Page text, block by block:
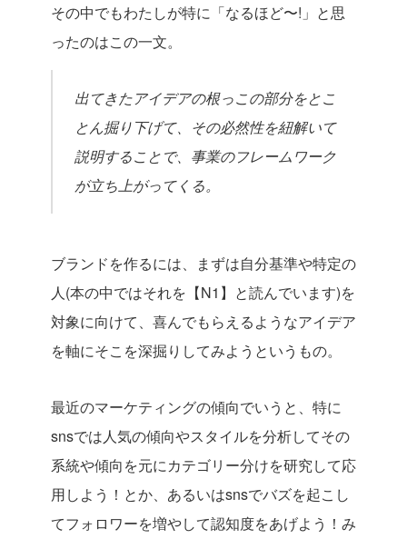
その中でもわたしが特に「なるほど〜!」と思
ったのはこの一文。
出てきたアイデアの根っこの部分をとこ
とん掘り下げて、その必然性を紐解いて
説明することで、事業のフレームワーク
が立ち上がってくる。
ブランドを作るには、まずは自分基準や特定の
人(本の中ではそれを【N1】と読んでいます)を
対象に向けて、喜んでもらえるようなアイデア
を軸にそこを深掘りしてみようというもの。
最近のマーケティングの傾向でいうと、特に
snsでは人気の傾向やスタイルを分析してその
系統や傾向を元にカテゴリー分けを研究して応
用しよう！とか、あるいはsnsでバズを起こし
てフォロワーを増やして認知度をあげよう！み